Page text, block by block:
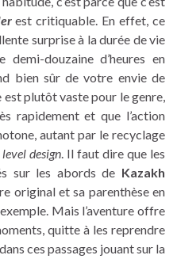
est critiquable. En effet, ce
surprise à la durée de vie
douzaine d’heures en
bien sûr de votre envie de
est plutôt vaste pour le genre,
rapidement et que l’action
autant par le recyclage
level design. Il faut dire que les
sur les abords de Kazakh
original et sa parenthèse en
Mais l’aventure offre
quitte à les reprendre
ces passages jouant sur la